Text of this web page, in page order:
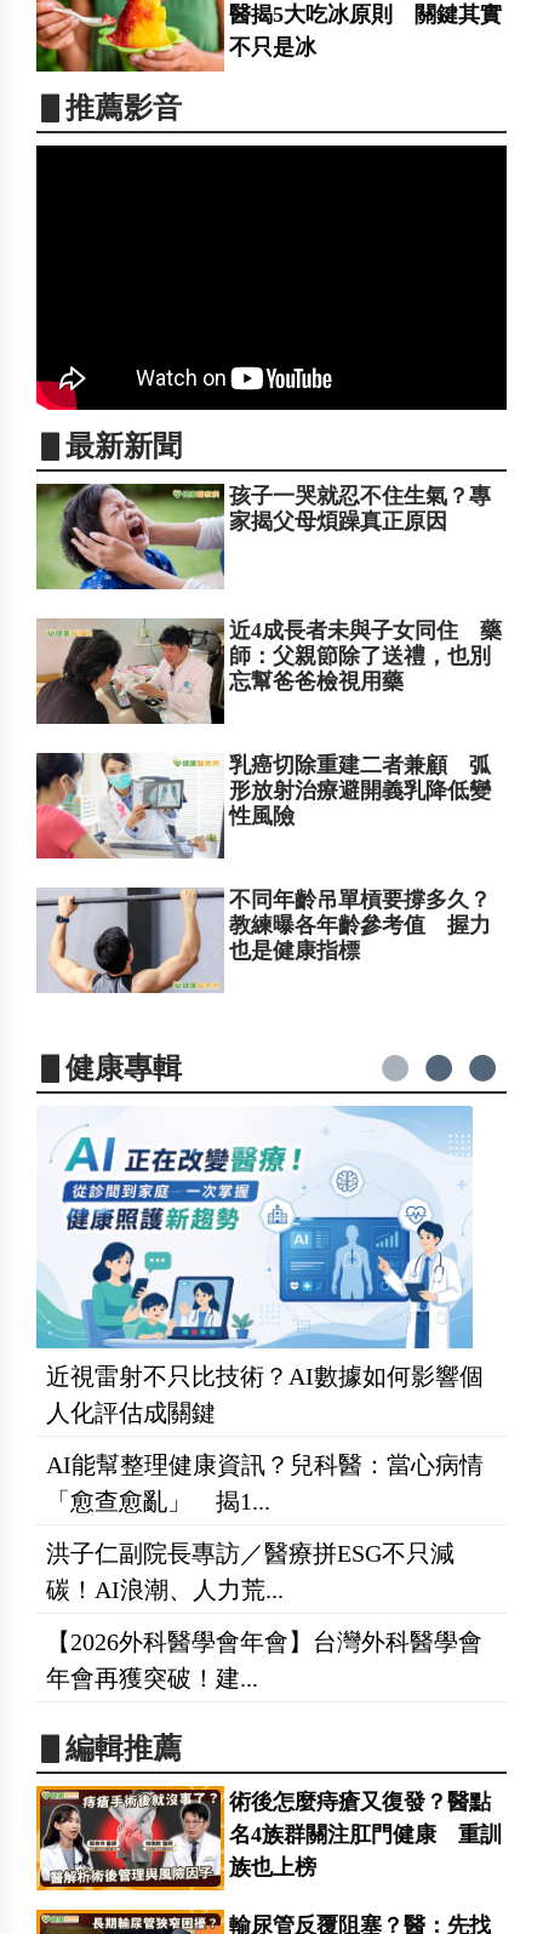
醫揭5大吃冰原則 關鍵其實
不只是冰
▋推薦影音
▋最新新聞
孩子一哭就忍不住生氣？專
家揭父母煩躁真正原因
近4成長者未與子女同住 藥
師：父親節除了送禮，也別
忘幫爸爸檢視用藥
乳癌切除重建二者兼顧 弧
形放射治療避開義乳降低變
性風險
不同年齡吊單槓要撐多久？
教練曝各年齡參考值 握力
也是健康指標
▋健康專輯
近視雷射不只比技術？AI數據如何影響個
人化評估成關鍵
AI能幫整理健康資訊？兒科醫：當心病情
「愈查愈亂」 揭1...
洪子仁副院長專訪／醫療拼ESG不只減
碳！AI浪潮、人力荒...
【2026外科醫學會年會】台灣外科醫學會
年會再獲突破！建...
▋編輯推薦
術後怎麼痔瘡又復發？醫點
名4族群關注肛門健康 重訓
族也上榜
輸尿管反覆阻塞？醫：先找